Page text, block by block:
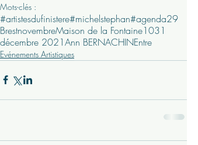
Mots-clés :
#artistesdufinistere#michelstephan#agenda29
BrestnovembreMaison de la Fontaine1031
décembre 2021Ann BERNACHINEntre
Evénements Artistiques